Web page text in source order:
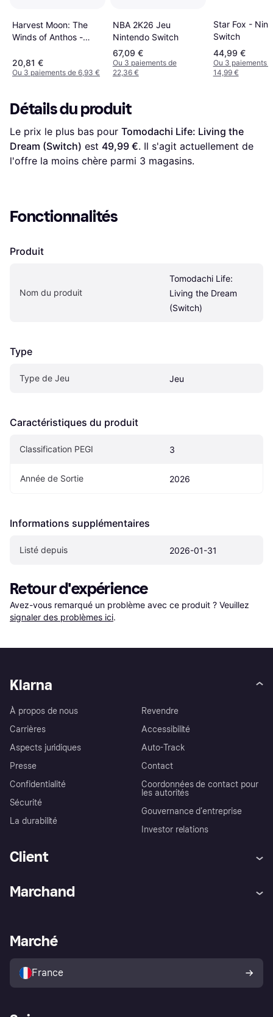
Harvest Moon: The
Winds of Anthos -
(Switch)
20,81 €
Ou 3 paiements de 6,93 €
NBA 2K26 Jeu
Nintendo Switch
67,09 €
Ou 3 paiements de
22,36 €
Star Fox -
Switch
44,99 €
Ou 3 paiements
14,99 €
Détails du produit
Le prix le plus bas pour Tomodachi Life: Living the
Dream (Switch) est 49,99 €. Il s'agit actuellement de
l'offre la moins chère parmi 3 magasins.
Fonctionnalités
Produit
Nom du produit
Tomodachi Life:
Living the Dream
(Switch)
Type
Type de Jeu Jeu
Caractéristiques du produit
Classification PEGI 3
Année de Sortie 2026
Informations supplémentaires
Listé depuis 2026-01-31
Retour d'expérience
Avez-vous remarqué un problème avec ce produit ? Veuillez
signaler des problèmes ici.
Klarna
À propos de nous
Carrières
Aspects juridiques
Presse
Confidentialité
Sécurité
La durabilité
Revendre
Accessibilité
Auto-Track
Contact
Coordonnées de contact pour
les autorités
Gouvernance d’entreprise
Investor relations
Client
Explorez les magasins
Politique de protection de
l’acheteur Klarna
Marchand
Portail Marchand
Marché
France